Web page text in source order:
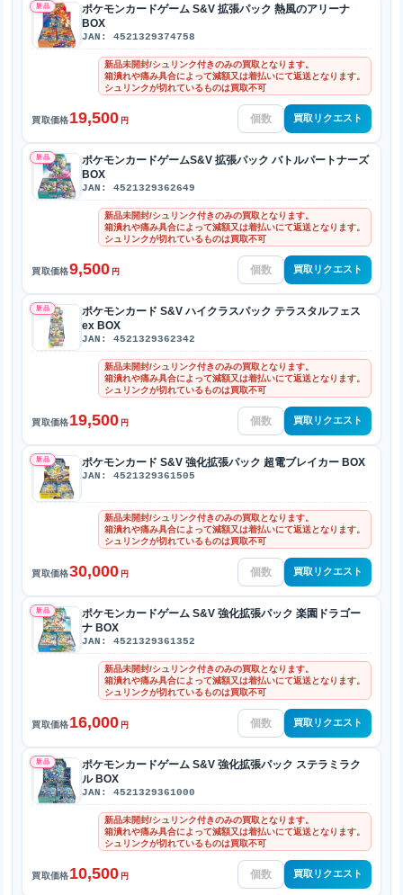
新品
ポケモンカードゲーム S&V 拡張パック 熱風のアリーナ
BOX
JAN: 4521329374758
新品未開封/シュリンク付きのみの買取となります。
箱潰れや痛み具合によって減額又は着払いにて返送となります。
シュリンクが切れているものは買取不可
買取価格19,500 円 買取リクエスト
新品
ポケモンカードゲームS&V 拡張パック バトルパートナーズ
BOX
JAN: 4521329362649
新品未開封/シュリンク付きのみの買取となります。
箱潰れや痛み具合によって減額又は着払いにて返送となります。
シュリンクが切れているものは買取不可
買取価格9,500 円 買取リクエスト
新品
ポケモンカード S&V ハイクラスパック テラスタルフェス
ex BOX
JAN: 4521329362342
新品未開封/シュリンク付きのみの買取となります。
箱潰れや痛み具合によって減額又は着払いにて返送となります。
シュリンクが切れているものは買取不可
買取価格19,500 円 買取リクエスト
新品 ポケモンカード S&V 強化拡張パック 超電ブレイカー BOX
JAN: 4521329361505
新品未開封/シュリンク付きのみの買取となります。
箱潰れや痛み具合によって減額又は着払いにて返送となります。
シュリンクが切れているものは買取不可
買取価格30,000 円 買取リクエスト
新品
ポケモンカードゲーム S&V 強化拡張パック 楽園ドラゴー
ナ BOX
JAN: 4521329361352
新品未開封/シュリンク付きのみの買取となります。
箱潰れや痛み具合によって減額又は着払いにて返送となります。
シュリンクが切れているものは買取不可
買取価格16,000 円 買取リクエスト
新品
ポケモンカードゲーム S&V 強化拡張パック ステラミラク
ル BOX
JAN: 4521329361000
新品未開封/シュリンク付きのみの買取となります。
箱潰れや痛み具合によって減額又は着払いにて返送となります。
シュリンクが切れているものは買取不可
買取価格10,500 円 買取リクエスト